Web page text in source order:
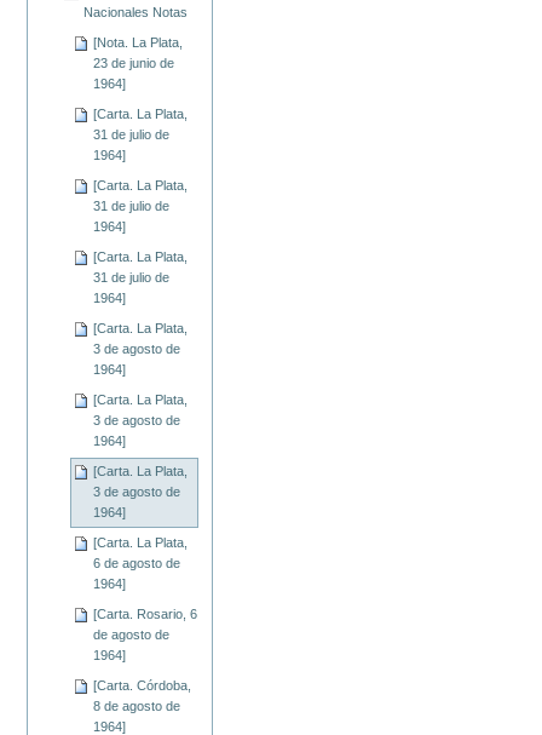
Nacionales Notas
[Nota. La Plata,
23 de junio de
1964]
[Carta. La Plata,
31 de julio de
1964]
[Carta. La Plata,
31 de julio de
1964]
[Carta. La Plata,
31 de julio de
1964]
[Carta. La Plata,
3 de agosto de
1964]
[Carta. La Plata,
3 de agosto de
1964]
[Carta. La Plata,
3 de agosto de
1964]
[Carta. La Plata,
6 de agosto de
1964]
[Carta. Rosario, 6
de agosto de
1964]
[Carta. Córdoba,
8 de agosto de
1964]